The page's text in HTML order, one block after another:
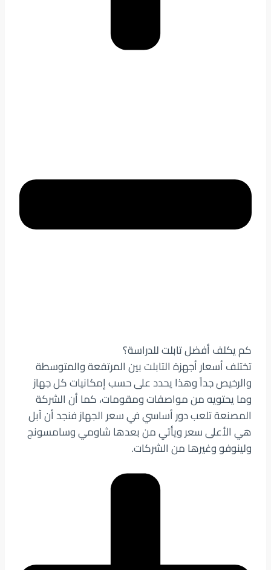
كم يكلف أفضل تابلت للدراسة؟
تختلف أسعار أجهزة التابلت بين المرتفعة والمتوسطة
والرخيص جداً وهذا يحدد على حسب إمكانيات كل جهاز
وما يحتويه من مواصفات ومقومات، كما أن الشركة
المصنعة تلعب دور أساسي في سعر الجهاز فنجد أن آبل
هي الأعلى سعر ويأتي من بعدها شاومي وسامسونج
ولينوفو وغيرها من الشركات.